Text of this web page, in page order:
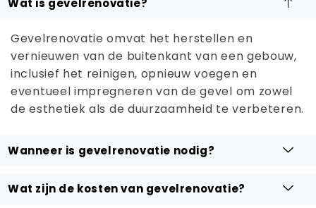
Wat is gevelrenovatie?
Gevelrenovatie omvat het herstellen en
vernieuwen van de buitenkant van een gebouw,
inclusief het reinigen, opnieuw voegen en
eventueel impregneren van de gevel om zowel
de esthetiek als de duurzaamheid te verbeteren.
Wanneer is gevelrenovatie nodig?
Wat zijn de kosten van gevelrenovatie?